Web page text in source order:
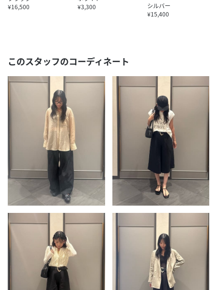
¥16,500
¥3,300
シルバー
¥15,400
このスタッフのコーディネート